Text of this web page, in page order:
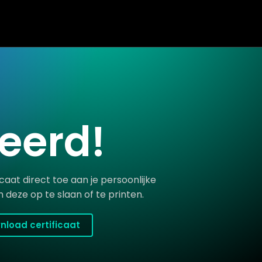
direct toe aan je persoonlijke
deze op te slaan of te printen.
certificaat